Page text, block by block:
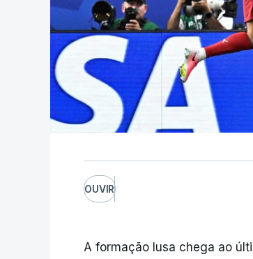
OUVIR
A formação lusa chega ao